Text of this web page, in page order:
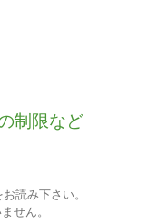
制限など
読み下さい。
せん。